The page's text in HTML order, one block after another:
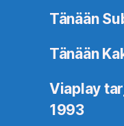
Tänään
Tänään
Viaplay
1993